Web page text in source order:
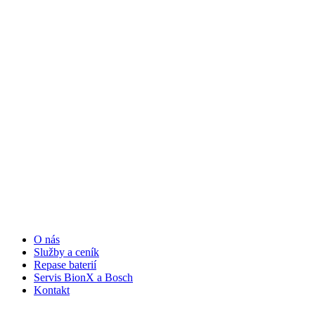
O nás
Služby a ceník
Repase baterií
Servis BionX a Bosch
Kontakt